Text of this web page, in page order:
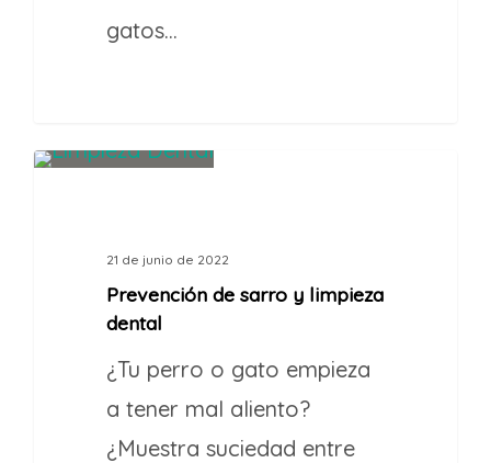
gatos…
21 de junio de 2022
Prevención de sarro y limpieza
dental
¿Tu perro o gato empieza
a tener mal aliento?
¿Muestra suciedad entre